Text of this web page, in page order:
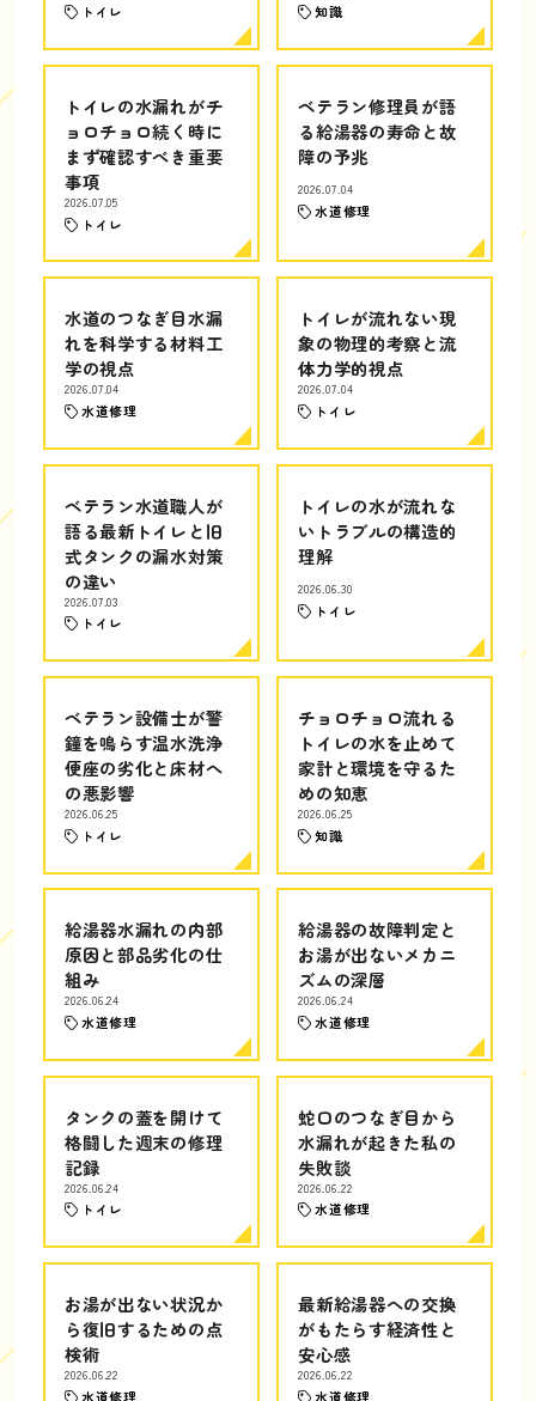
トイレ 知識
トイレの水漏れがチ
ョロチョロ続く時に
まず確認すべき重要
事項
2026.07.05
トイレ
ベテラン修理員が語
る給湯器の寿命と故
障の予兆
2026.07.04
水道修理
水道のつなぎ目水漏
れを科学する材料工
学の視点
2026.07.04
水道修理
トイレが流れない現
象の物理的考察と流
体力学的視点
2026.07.04
トイレ
ベテラン水道職人が
語る最新トイレと旧
式タンクの漏水対策
の違い
2026.07.03
トイレ
トイレの水が流れな
いトラブルの構造的
理解
2026.06.30
トイレ
ベテラン設備士が警
鐘を鳴らす温水洗浄
便座の劣化と床材へ
の悪影響
2026.06.25
トイレ
チョロチョロ流れる
トイレの水を止めて
家計と環境を守るた
めの知恵
2026.06.25
知識
給湯器水漏れの内部
原因と部品劣化の仕
組み
2026.06.24
水道修理
給湯器の故障判定と
お湯が出ないメカニ
ズムの深層
2026.06.24
水道修理
タンクの蓋を開けて
格闘した週末の修理
記録
2026.06.24
トイレ
蛇口のつなぎ目から
水漏れが起きた私の
失敗談
2026.06.22
水道修理
お湯が出ない状況か
ら復旧するための点
検術
2026.06.22
水道修理
最新給湯器への交換
がもたらす経済性と
安心感
2026.06.22
水道修理